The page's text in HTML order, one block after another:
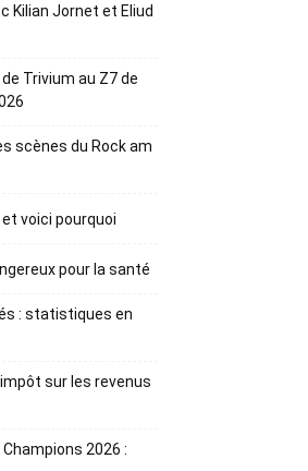
Kilian Jornet et Eliud
Trivium au Z7 de
scènes du Rock am
voici pourquoi
pour la santé
: statistiques en
sur les revenus
2026 :